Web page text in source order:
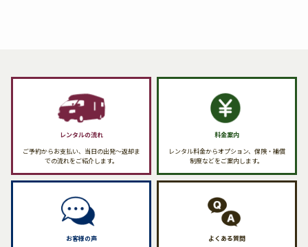
レンタルの流れ
ご予約からお支払い、当日の出発〜返却ま
での流れをご紹介します。
料金案内
レンタル料金からオプション、保険・補償
制度などをご案内します。
お客様の声
よくある質問